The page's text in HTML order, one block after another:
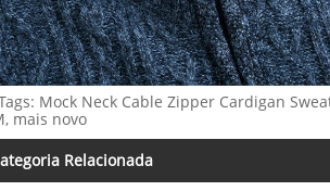
Mock Neck Cable Zipper Cardigan
mais novo
Relacionada